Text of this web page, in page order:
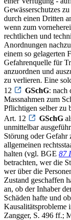
Gewässerschutzes
durch einen Dritten
wenn zum
rechtlichen und
Anordnungen
einem so gelagerten
Gefahrenquelle für
anzuordnen und
zu verlieren. Eine
12
GSchG: nach
Massnahmen zum
Pflichtigen selber zu
Art. 12
GSchG
unmittelbar
Störung oder Gefahr
allgemeinen
halten (vgl. BGE 87
betrachten, wer die
wer über die
Zustand geschaffen
an, ob der Inhaber
Schäden hafte und
Kausalitätsprobleme
Zangger, S. 496 ff.;